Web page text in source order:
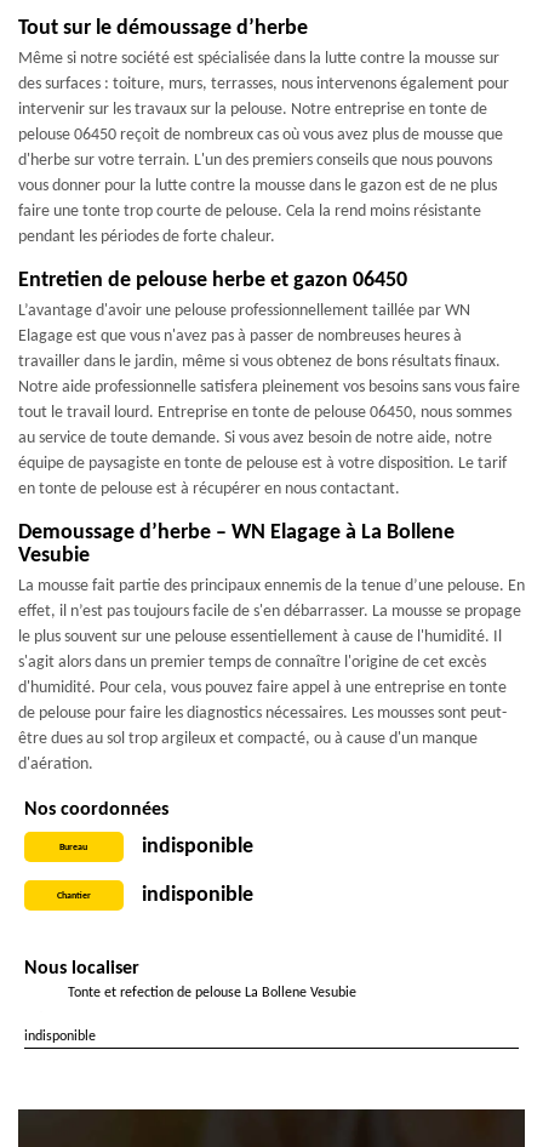
Tout sur le démoussage d’herbe
Même si notre société est spécialisée dans la lutte contre la mousse sur
des surfaces : toiture, murs, terrasses, nous intervenons également pour
intervenir sur les travaux sur la pelouse. Notre entreprise en tonte de
pelouse 06450 reçoit de nombreux cas où vous avez plus de mousse que
d'herbe sur votre terrain. L'un des premiers conseils que nous pouvons
vous donner pour la lutte contre la mousse dans le gazon est de ne plus
faire une tonte trop courte de pelouse. Cela la rend moins résistante
pendant les périodes de forte chaleur.
Entretien de pelouse herbe et gazon 06450
L’avantage d'avoir une pelouse professionnellement taillée par WN
Elagage est que vous n'avez pas à passer de nombreuses heures à
travailler dans le jardin, même si vous obtenez de bons résultats finaux.
Notre aide professionnelle satisfera pleinement vos besoins sans vous faire
tout le travail lourd. Entreprise en tonte de pelouse 06450, nous sommes
au service de toute demande. Si vous avez besoin de notre aide, notre
équipe de paysagiste en tonte de pelouse est à votre disposition. Le tarif
en tonte de pelouse est à récupérer en nous contactant.
Demoussage d’herbe – WN Elagage à La Bollene
Vesubie
La mousse fait partie des principaux ennemis de la tenue d’une pelouse. En
effet, il n’est pas toujours facile de s'en débarrasser. La mousse se propage
le plus souvent sur une pelouse essentiellement à cause de l'humidité. Il
s'agit alors dans un premier temps de connaître l'origine de cet excès
d'humidité. Pour cela, vous pouvez faire appel à une entreprise en tonte
de pelouse pour faire les diagnostics nécessaires. Les mousses sont peut-
être dues au sol trop argileux et compacté, ou à cause d'un manque
d'aération.
Nos coordonnées
Bureau indisponible
Chantier indisponible
Nous localiser
Tonte et refection de pelouse La Bollene Vesubie
indisponible